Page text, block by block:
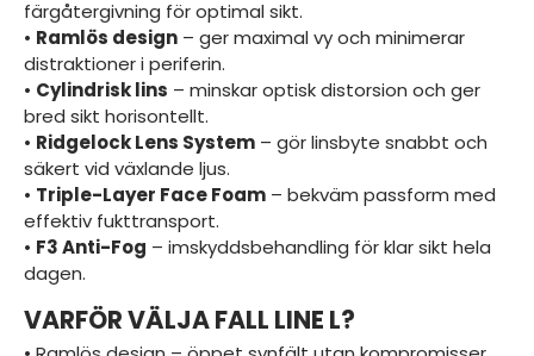
färgåtergivning för optimal sikt.
• Ramlös design – ger maximal vy och minimerar
distraktioner i periferin.
• Cylindrisk lins – minskar optisk distorsion och ger
bred sikt horisontellt.
• Ridgelock Lens System – gör linsbyte snabbt och
säkert vid växlande ljus.
• Triple-Layer Face Foam – bekväm passform med
effektiv fukttransport.
• F3 Anti-Fog – imskyddsbehandling för klar sikt hela
dagen.
VARFÖR VÄLJA FALL LINE L?